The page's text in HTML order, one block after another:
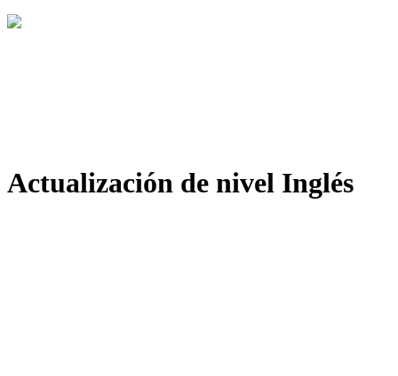
Actualización de nivel Inglés